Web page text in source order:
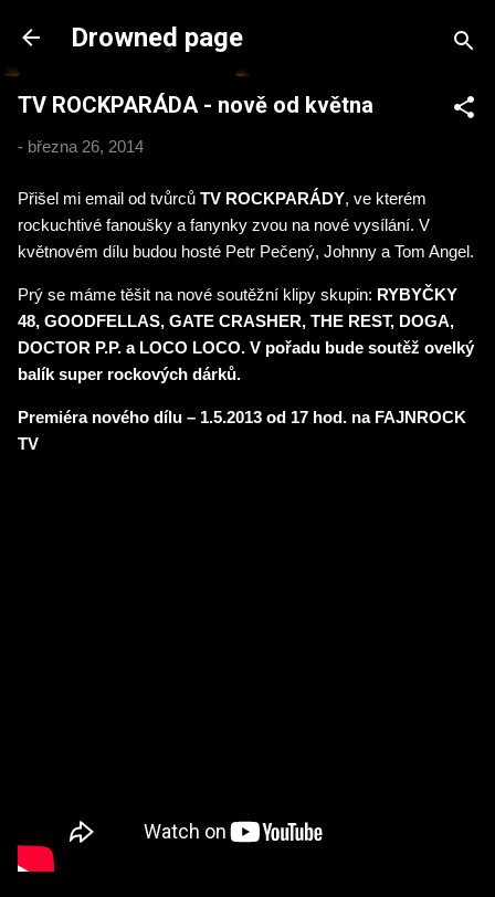
Přeskočit na hlavní obsah
Drowned page
TV ROCKPARÁDA - nově od května
- března 26, 2014
Přišel mi email od tvůrců TV ROCKPARÁDY, ve kterém
rockuchtivé fanoušky a fanynky zvou na nové vysílání. V
květnovém dílu budou hosté Petr Pečený, Johnny a Tom Angel.
Prý se máme těšit na nové soutěžní klipy skupin: RYBYČKY
48, GOODFELLAS, GATE CRASHER, THE REST, DOGA,
DOCTOR P.P. a LOCO LOCO. V pořadu bude soutěž ovelký
balík super rockových dárků.
Premiéra nového dílu – 1.5.2013 od 17 hod. na FAJNROCK
TV